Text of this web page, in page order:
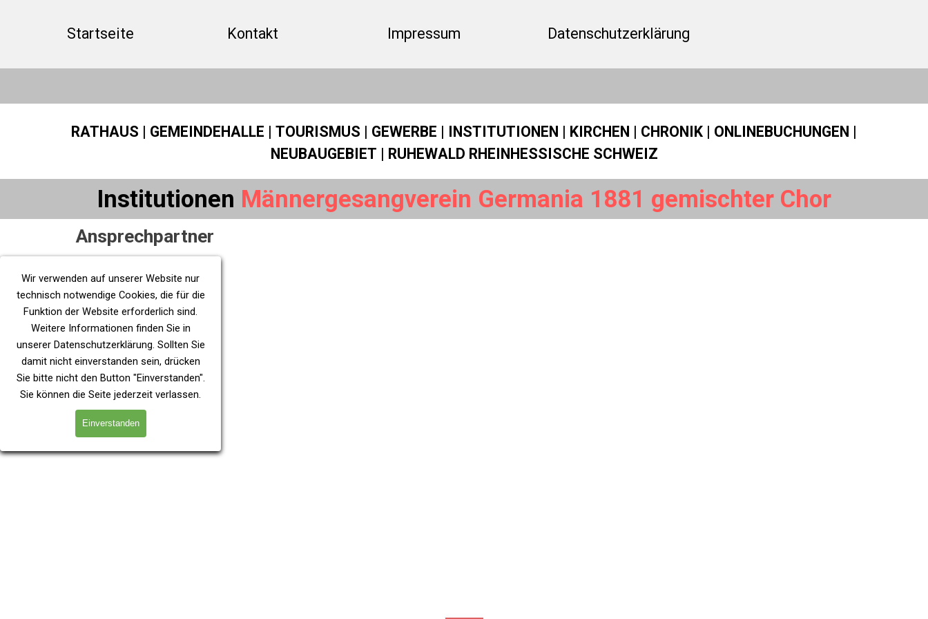
Wir verwenden auf unserer Website nur
technisch notwendige Cookies, die für die
Funktion der Website erforderlich sind.
Weitere Informationen finden Sie in
unserer Datenschutzerklärung. Sollten Sie
damit nicht einverstanden sein, drücken
Sie bitte nicht den Button "Einverstanden".
Sie können die Seite jederzeit verlassen.
Einverstanden
Menü überspringen
Startseite Kontakt Impressum Datenschutzerklärung
RATHAUS | GEMEINDEHALLE | TOURISMUS | GEWERBE | INSTITUTIONEN | KIRCHEN | CHRONIK | ONLINEBUCHUNGEN |
NEUBAUGEBIET | RUHEWALD RHEINHESSISCHE SCHWEIZ
Institutionen Männergesangverein Germania 1881 gemischter Chor
Ansprechpartner
Aktuelles
Allgemeines